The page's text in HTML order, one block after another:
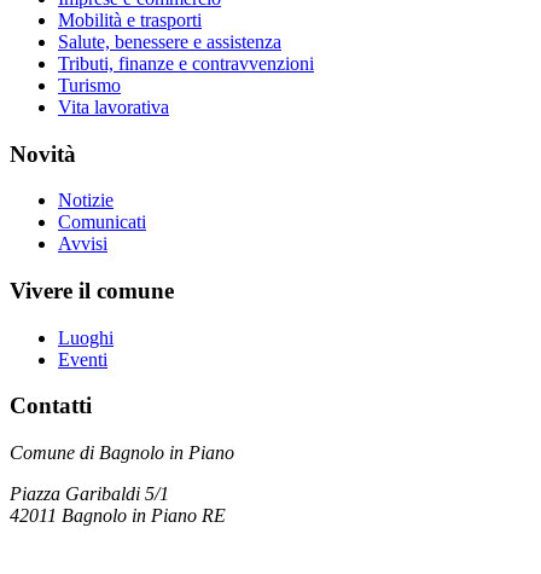
Mobilità e trasporti
Salute, benessere e assistenza
Tributi, finanze e contravvenzioni
Turismo
Vita lavorativa
Novità
Notizie
Comunicati
Avvisi
Vivere il comune
Luoghi
Eventi
Contatti
Comune di Bagnolo in Piano
Piazza Garibaldi 5/1
42011 Bagnolo in Piano RE